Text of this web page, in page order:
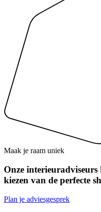
Maak je raam uniek
Onze
kiezen van de perfecte
Plan je adviesgesprek